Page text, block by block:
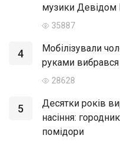
музики Девідом
35887
4
Мобілізували
руками вибрався
28628
5
Десятки років
насіння:
помідори